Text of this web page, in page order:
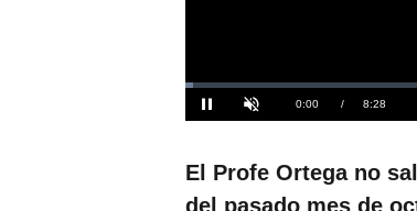
Pausa Unmute Current
0:00 / Duration
8:28
Loaded:
1.16%
El Profe Ortega no
del pasado mes de